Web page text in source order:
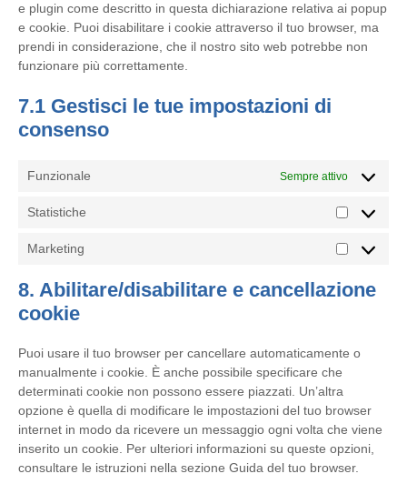
e plugin come descritto in questa dichiarazione relativa ai popup
e cookie. Puoi disabilitare i cookie attraverso il tuo browser, ma
prendi in considerazione, che il nostro sito web potrebbe non
funzionare più correttamente.
7.1 Gestisci le tue impostazioni di
consenso
Funzionale Sempre attivo
Statistiche
Statistiche
Marketing
Marketing
8. Abilitare/disabilitare e cancellazione
cookie
Puoi usare il tuo browser per cancellare automaticamente o
manualmente i cookie. È anche possibile specificare che
determinati cookie non possono essere piazzati. Un’altra
opzione è quella di modificare le impostazioni del tuo browser
internet in modo da ricevere un messaggio ogni volta che viene
inserito un cookie. Per ulteriori informazioni su queste opzioni,
consultare le istruzioni nella sezione Guida del tuo browser.